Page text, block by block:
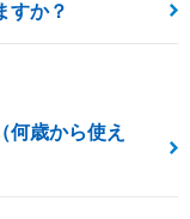
すか？
何歳から使え